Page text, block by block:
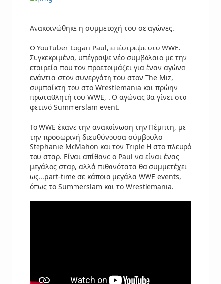
Ανακοινώθηκε η συμμετοχή του σε αγώνες.
Ο YouTuber Logan Paul, επέστρεψε στο WWE.
Συγκεκριμένα, υπέγραψε νέο συμβόλαιο με την
εταιρεία που τον προετοιμάζει για έναν αγώνα
ενάντια στον συνεργάτη του στον The Miz,
συμπαίκτη του στο Wrestlemania και πρώην
πρωταθλητή του WWE, . Ο αγώνας θα γίνει στο
φετινό Summerslam event.
Το WWE έκανε την ανακοίνωση την Πέμπτη, με
την προσωρινή διευθύνουσα σύμβουλο
Stephanie McMahon και τον Triple H στο πλευρό
του σταρ. Είναι απίθανο ο Paul να είναι ένας
μεγάλος σταρ, αλλά πιθανότατα θα συμμετέχει
ως...part-time σε κάποια μεγάλα WWE events,
όπως το Summerslam και το Wrestlemania.